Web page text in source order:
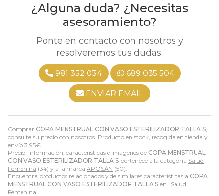
Comprar COPA MENSTRUAL CON VASO ESTERILIZADOR TALLA S
consulte su precio con nosotros. Producto en stock, recogida en tienda y
envío 3,95€
Precio, información, características e imágenes de COPA MENSTRUAL
CON VASO ESTERILIZADOR TALLA S pertenece a la categoría Salud
Femenina (34) y a la marca APOSÁN (50).
Encuentra productos relacionados y de similares características a COPA
MENSTRUAL CON VASO ESTERILIZADOR TALLA S en "Salud
Femenina".
¿Alguna duda? ¿Necesitas
asesoramiento?
Ponte en contacto con nosotros y
resolveremos tus dudas.
981 352 034 689 035 504
ENVIAR EMAIL